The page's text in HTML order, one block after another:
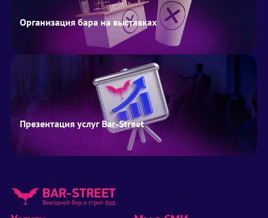
Организация бара на выставках
Презентация услуг Bar-Street